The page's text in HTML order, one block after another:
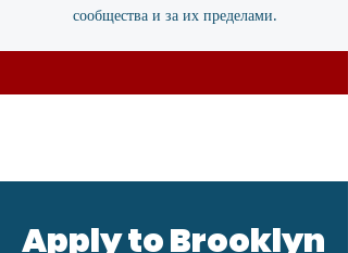
сообщества и за их пределами.
Apply to Brooklyn